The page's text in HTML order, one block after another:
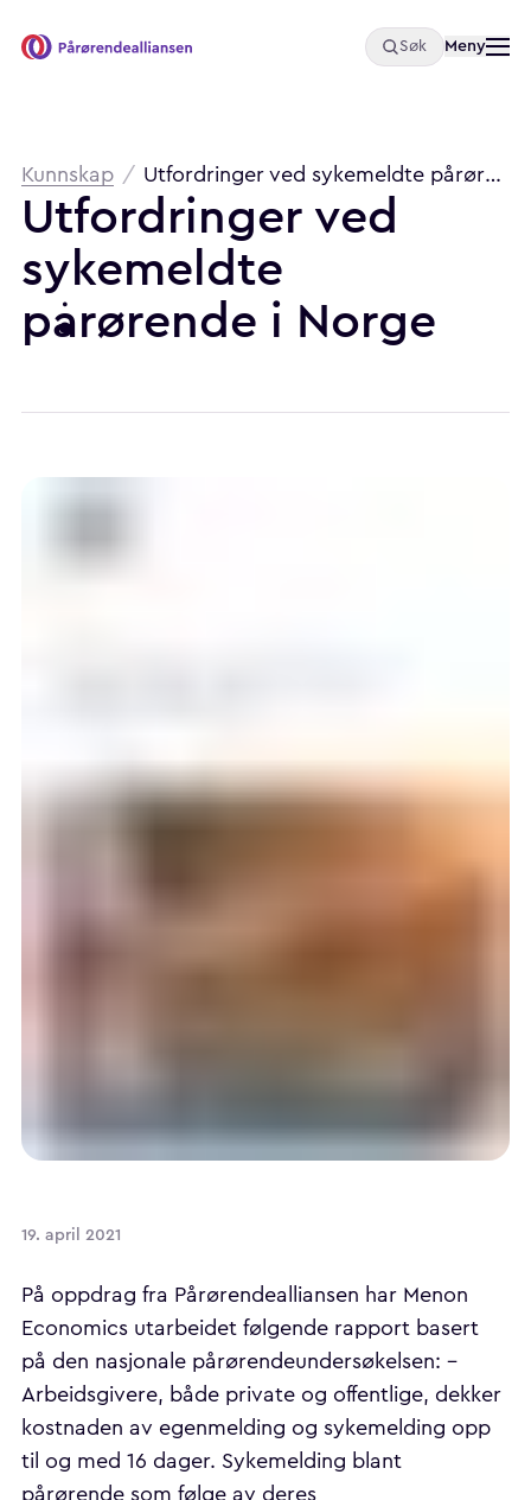
Pårørendealliansen Søk Åpne
Meny
Brødsmulesti
Kunnskap / Utfordringer ved sykemeldte pårørende i Norge
Utfordringerved
sykemeldte
pårørende i Norge
19. april 2021
På oppdrag fra Pårørendealliansen har Menon
Economics utarbeidet følgende rapport basert
på den nasjonale pårørendeundersøkelsen: -
Arbeidsgivere, både private og offentlige, dekker
kostnaden av egenmelding og sykemelding opp
til og med 16 dager. Sykemelding blant
pårørende som følge av deres